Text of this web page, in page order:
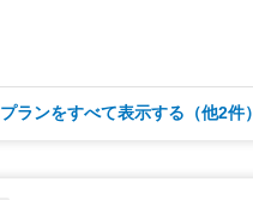
飲料水
プランをすべて表示する（他2件）